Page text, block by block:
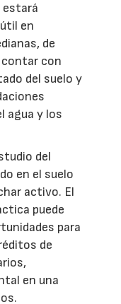
estará
en
de
contar con
del suelo y
agua y los
del
en el suelo
activo. El
puede
para
de
en una